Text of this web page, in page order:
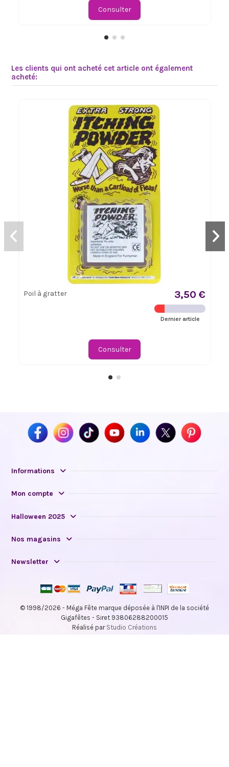
Consulter
Les clients qui ont acheté cet article ont également
acheté:
Poil à gratter 3,50 €
Dernier article
Consulter
Informations
Mon compte
Halloween 2025
Nos magasins
Newsletter
© 1998/2026 - Méga Fête marque déposée à l'INPI de la société
Gigafêtes - Siret 93806288200015
Réalisé par Studio Créations